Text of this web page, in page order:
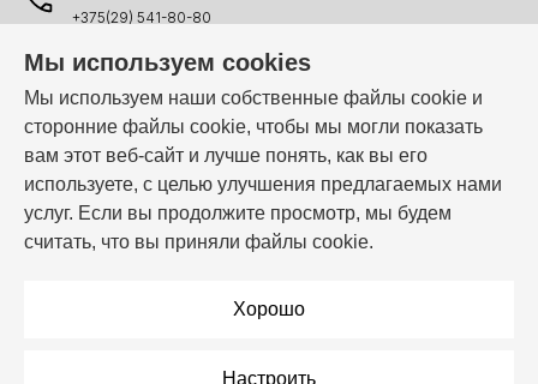
Мы используем cookies
Мы используем наши собственные файлы cookie и
сторонние файлы cookie, чтобы мы могли показать
вам этот веб-сайт и лучше понять, как вы его
используете, с целью улучшения предлагаемых нами
услуг. Если вы продолжите просмотр, мы будем
считать, что вы приняли файлы cookie.
Хорошо
Настроить
+375(29) 541-80-80
+375(44) 541-80-80
info@i-ven.by
Мы в мессенджерах:
Режим работы: Пн–Пт: 10:00 – 19:00